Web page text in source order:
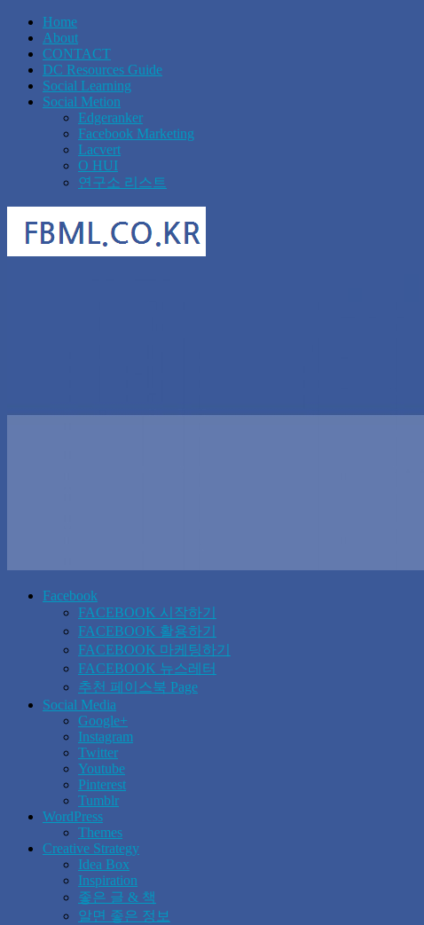
Home
About
CONTACT
DC Resources Guide
Social Learning
Social Metion
Edgeranker
Facebook Marketing
Lacvert
O HUI
연구소 리스트
Facebook
FACEBOOK 시작하기
FACEBOOK 활용하기
FACEBOOK 마케팅하기
FACEBOOK 뉴스레터
추천 페이스북 Page
Social Media
Google+
Instagram
Twitter
Youtube
Pinterest
Tumblr
WordPress
Themes
Creative Strategy
Idea Box
Inspiration
좋은 글 & 책
알면 좋은 정보